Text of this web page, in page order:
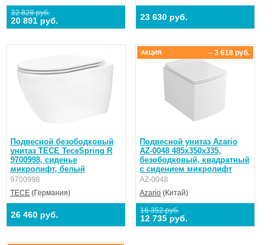
32 828 руб.
20 891 руб. 23 630 руб.
Подвесной безободковый
унитаз TECE TeceSpring R
9700998, сиденье
микролифт, белый
9700998
TECE (Германия)
26 460 руб.
Подвесной унитаз Azario
AZ-0048 485х350х335,
безободковый, квадратный
с сидением микролифт
AZ-0048
Azario (Китай)
16 352 руб.
12 735 руб.
– 3 618 руб.
АКЦИЯ